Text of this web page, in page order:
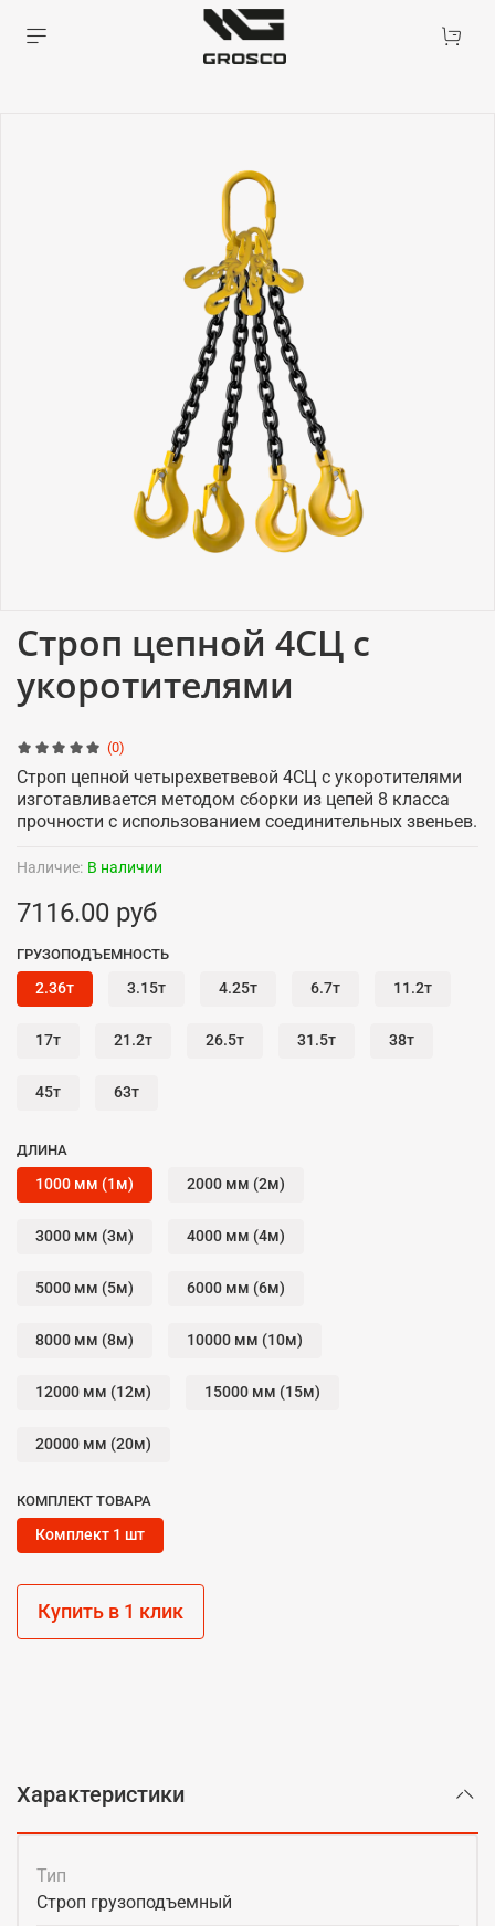
(0)
Наличие: В наличии
Строп цепной 4СЦ с
укоротителями
7116.00 руб
Купить в 1 клик
ГРУЗОПОДЪЕМНОСТЬ
2.36т 3.15т 4.25т 6.7т 11.2т
17т 21.2т 26.5т 31.5т 38т
45т 63т
ДЛИНА
1000 мм (1м) 2000 мм (2м)
3000 мм (3м) 4000 мм (4м)
5000 мм (5м) 6000 мм (6м)
8000 мм (8м) 10000 мм (10м)
12000 мм (12м) 15000 мм (15м)
20000 мм (20м)
КОМПЛЕКТ ТОВАРА
Комплект 1 шт
Строп цепной четырехветвевой 4СЦ с укоротителями
изготавливается методом сборки из цепей 8 класса
прочности с использованием соединительных звеньев.
Характеристики
Тип
Строп грузоподъемный